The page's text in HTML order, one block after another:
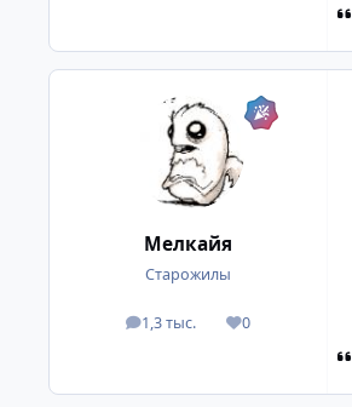
Мелкайя
Старожилы
1,3 тыс.
посты 0
Репутация